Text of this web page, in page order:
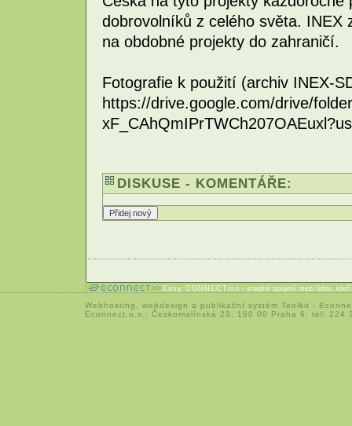
dobrovolníků z celého světa. INEX
na obdobné projekty do zahraničí.
Fotografie k použití (archiv INEX-
https://drive.google.com/drive/
DISKUSE - KOMENTÁŘE:
Easy CONNECTion - snadné spojení mezi lidmi,
Webhosting webdesign a publikační systém Toolkit -
Econnect,o.s.; Českomalínská 23; 160 00 Praha 6; tel: 224